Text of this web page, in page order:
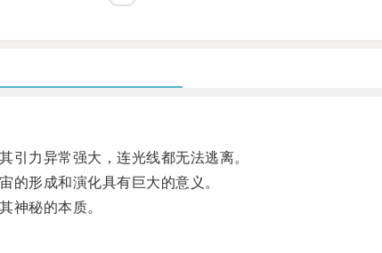
力异常强大，连光线都无法逃离。
形成和演化具有巨大的意义。
秘的本质。